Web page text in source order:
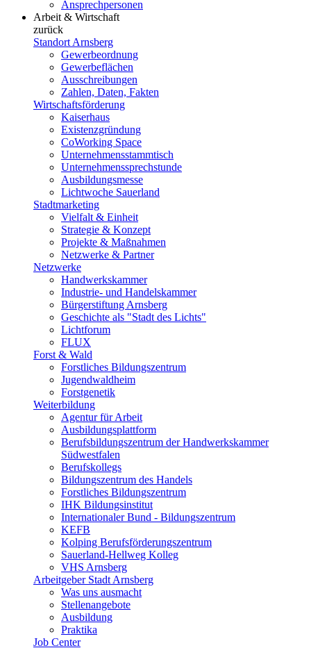
Ansprechpersonen
Arbeit & Wirtschaft
zurück
Standort Arnsberg
Gewerbeordnung
Gewerbeflächen
Ausschreibungen
Zahlen, Daten, Fakten
Wirtschaftsförderung
Kaiserhaus
Existenzgründung
CoWorking Space
Unternehmensstammtisch
Unternehmenssprechstunde
Ausbildungsmesse
Lichtwoche Sauerland
Stadtmarketing
Vielfalt & Einheit
Strategie & Konzept
Projekte & Maßnahmen
Netzwerke & Partner
Netzwerke
Handwerkskammer
Industrie- und Handelskammer
Bürgerstiftung Arnsberg
Geschichte als "Stadt des Lichts"
Lichtforum
FLUX
Forst & Wald
Forstliches Bildungszentrum
Jugendwaldheim
Forstgenetik
Weiterbildung
Agentur für Arbeit
Ausbildungsplattform
Berufsbildungszentrum der Handwerkskammer
Südwestfalen
Berufskollegs
Bildungszentrum des Handels
Forstliches Bildungszentrum
IHK Bildungsinstitut
Internationaler Bund - Bildungszentrum
KEFB
Kolping Berufsförderungszentrum
Sauerland-Hellweg Kolleg
VHS Arnsberg
Arbeitgeber Stadt Arnsberg
Was uns ausmacht
Stellenangebote
Ausbildung
Praktika
Job Center